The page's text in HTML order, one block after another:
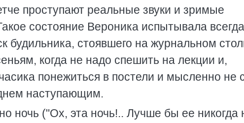
проступают реальные звуки и зримые
состояние Вероника испытывала
будильника, стоявшего на журнальном
когда не надо спешить на лекции и,
понежиться в постели и мысленно не
наступающим.
ночь ("Ох, эта ночь!.. Лучше бы ее никогда